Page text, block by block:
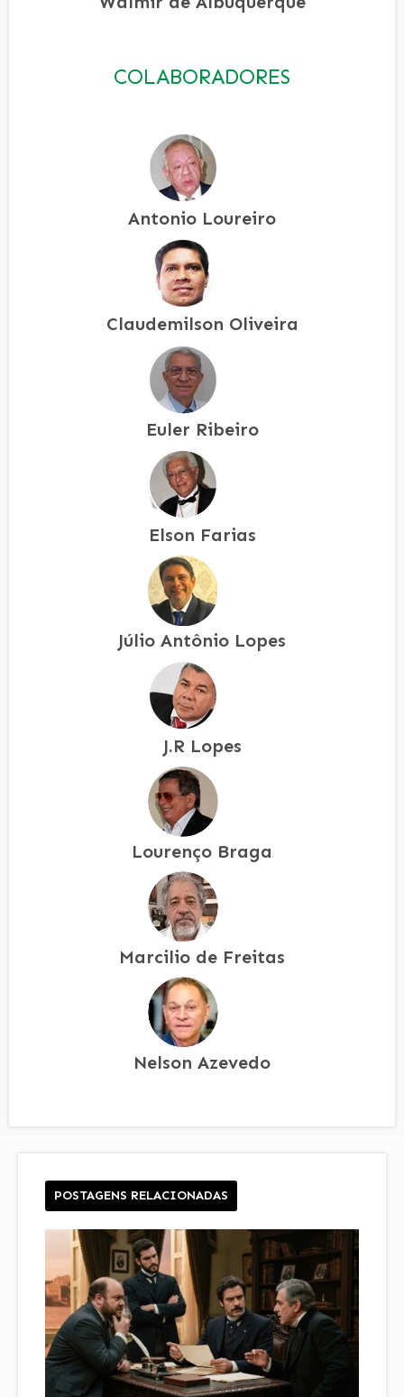
COLABORADORES
Antonio Loureiro
Claudemilson Oliveira
Euler Ribeiro
Elson Farias
Júlio Antônio Lopes
J.R Lopes
Lourenço Braga
Marcilio de Freitas
Nelson Azevedo
POSTAGENS RELACIONADAS